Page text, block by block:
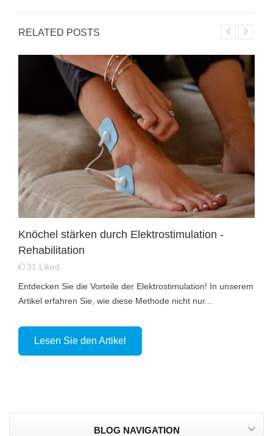
RELATED POSTS
Knöchel stärken durch Elektrostimulation -
Rehabilitation
31 Liked
Entdecken Sie die Vorteile der Elektrostimulation! In unserem
Artikel erfahren Sie, wie diese Methode nicht nur...
Lesen Sie den Artikel
BLOG NAVIGATION